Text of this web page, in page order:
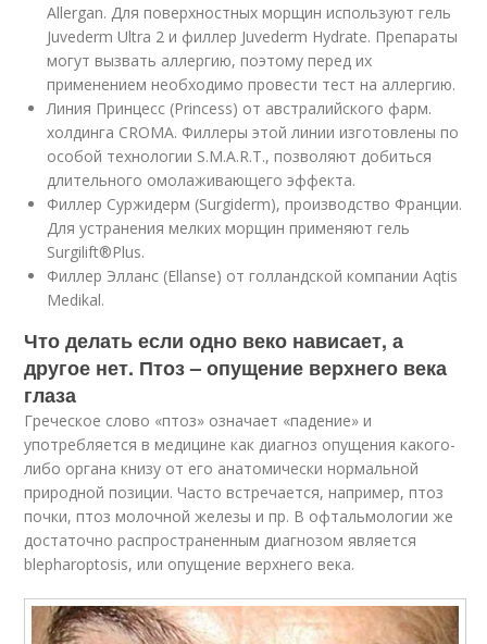
Allergan. Для поверхностных морщин используют гель
Juvederm Ultra 2 и филлер Juvederm Hydrate. Препараты
могут вызвать аллергию, поэтому перед их
применением необходимо провести тест на аллергию.
Линия Принцесс (Princess) от австралийского фарм.
холдинга CROMA. Филлеры этой линии изготовлены по
особой технологии S.M.A.R.T., позволяют добиться
длительного омолаживающего эффекта.
Филлер Суржидерм (Surgiderm), производство Франции.
Для устранения мелких морщин применяют гель
Surgilift®Plus.
Филлер Элланс (Ellanse) от голландской компании Aqtis
Medikal.
Что делать если одно веко нависает, а
другое нет. Птоз – опущение верхнего века
глаза
Греческое слово «птоз» означает «падение» и
употребляется в медицине как диагноз опущения какого-
либо органа книзу от его анатомически нормальной
природной позиции. Часто встречается, например, птоз
почки, птоз молочной железы и пр. В офтальмологии же
достаточно распространенным диагнозом является
blepharoptosis, или опущение верхнего века.